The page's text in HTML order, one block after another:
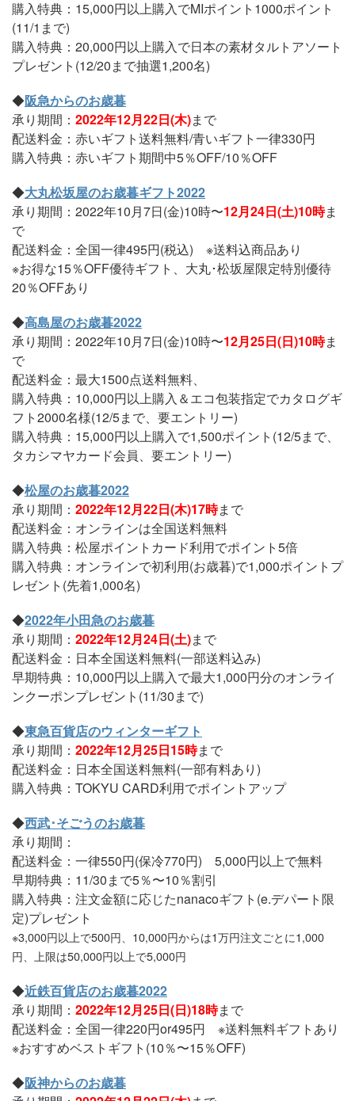
購入特典：15,000円以上購入でMIポイント1000ポイント
(11/1まで)
購入特典：20,000円以上購入で日本の素材タルトアソート
プレゼント(12/20まで抽選1,200名)
◆阪急からのお歳暮
承り期間： 2022年12月22日(木)まで
配送料金：赤いギフト送料無料/青いギフト一律330円
購入特典：赤いギフト期間中5％OFF/10％OFF
◆大丸松坂屋のお歳暮ギフト2022
承り期間：2022年10月7日(金)10時〜12月24日(土)10時ま
で
配送料金：全国一律495円(税込) ※送料込商品あり
※お得な15％OFF優待ギフト、大丸･松坂屋限定特別優待
20％OFFあり
◆高島屋のお歳暮2022
承り期間：2022年10月7日(金)10時〜12月25日(日)10時ま
で
配送料金：最大1500点送料無料、
購入特典：10,000円以上購入＆エコ包装指定でカタログギ
フト2000名様(12/5まで、要エントリー)
購入特典：15,000円以上購入で1,500ポイント(12/5まで、
タカシマヤカード会員、要エントリー)
◆松屋のお歳暮2022
承り期間： 2022年12月22日(木)17時まで
配送料金：オンラインは全国送料無料
購入特典：松屋ポイントカード利用でポイント5倍
購入特典：オンラインで初利用(お歳暮)で1,000ポイントプ
レゼント(先着1,000名)
◆2022年小田急のお歳暮
承り期間： 2022年12月24日(土)まで
配送料金：日本全国送料無料(一部送料込み)
早期特典：10,000円以上購入で最大1,000円分のオンライ
ンクーポンプレゼント(11/30まで)
◆東急百貨店のウィンターギフト
承り期間： 2022年12月25日15時まで
配送料金：日本全国送料無料(一部有料あり)
購入特典：TOKYU CARD利用でポイントアップ
◆西武･そごうのお歳暮
承り期間：
配送料金：一律550円(保冷770円) 5,000円以上で無料
早期特典：11/30まで5％〜10％割引
購入特典：注文金額に応じたnanacoギフト(e.デパート限
定)プレゼント
※3,000円以上で500円、10,000円からは1万円注文ごとに1,000
円、上限は50,000円以上で5,000円
◆近鉄百貨店のお歳暮2022
承り期間： 2022年12月25日(日)18時まで
配送料金：全国一律220円or495円 ※送料無料ギフトあり
※おすすめベストギフト(10％〜15％OFF)
◆阪神からのお歳暮